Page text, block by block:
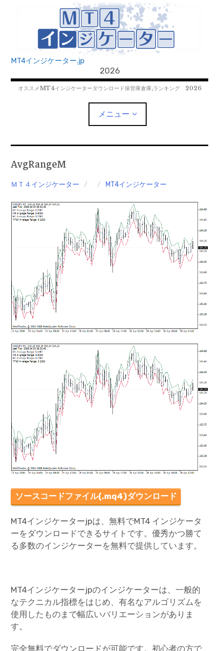
MT4インジケーター.jp
2026
オススメMT4インジケーターダウンロード保管庫倉庫,ランキング 2026
メニュー
MT5EAﾀﾞｳﾝﾛｰﾄﾞ
MT5インジケーター
mqファイルをexファイルにする方法
AvgRangeM
ＭＴ４インジケーター MT4インジケーター
ソースコードファイル(.mq4)ダウンロード
MT4インジケーターjpは、無料でMT4 インジケータ
ーをダウンロードできるサイトです。優秀かつ勝て
る多数のインジケーターを無料で提供しています。
MT4インジケーターjpのインジケーターは、一般的
なテクニカル指標をはじめ、有名なアルゴリズムを
使用したものまで幅広いバリエーションがありま
す。
完全無料でダウンロードが可能です。初心者の方で